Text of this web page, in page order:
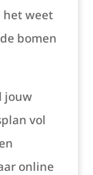
het weet
bomen
jouw
vol
online